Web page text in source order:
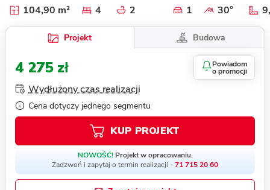
104,90 m² 4 2 1 30°
Projekt Budowa
4 275 zł Powiadom
o promocji
Wydłużony czas realizacji
Cena dotyczy jednego segmentu
KUP PROJEKT
NOWOŚĆ!Projekt w opracowaniu.
Zadzwoń i zapytaj o termin realizacji -71 715 20 60